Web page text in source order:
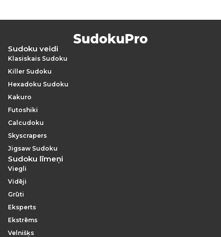
Sudoku veidi
Klasiskais Sudoku
Killer Sudoku
Hexadoku Sudoku
Kakuro
Futoshiki
Calcudoku
Skyscrapers
Jigsaw Sudoku
Sudoku līmeņi
Viegli
Vidēji
Grūti
Eksperts
Ekstrēms
Velnišķs